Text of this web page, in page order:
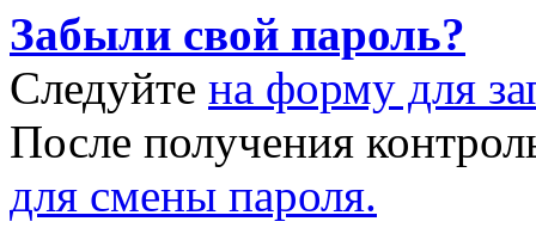
Забыли свой пароль?
Следуйте на форму для
После получения
для смены пароля.